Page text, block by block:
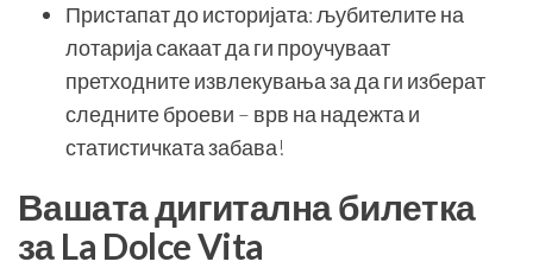
Пристапат до историјата: љубителите на
лотарија сакаат да ги проучуваат
претходните извлекувања за да ги изберат
следните броеви – врв на надежта и
статистичката забава!
Вашата дигитална билетка
за La Dolce Vita